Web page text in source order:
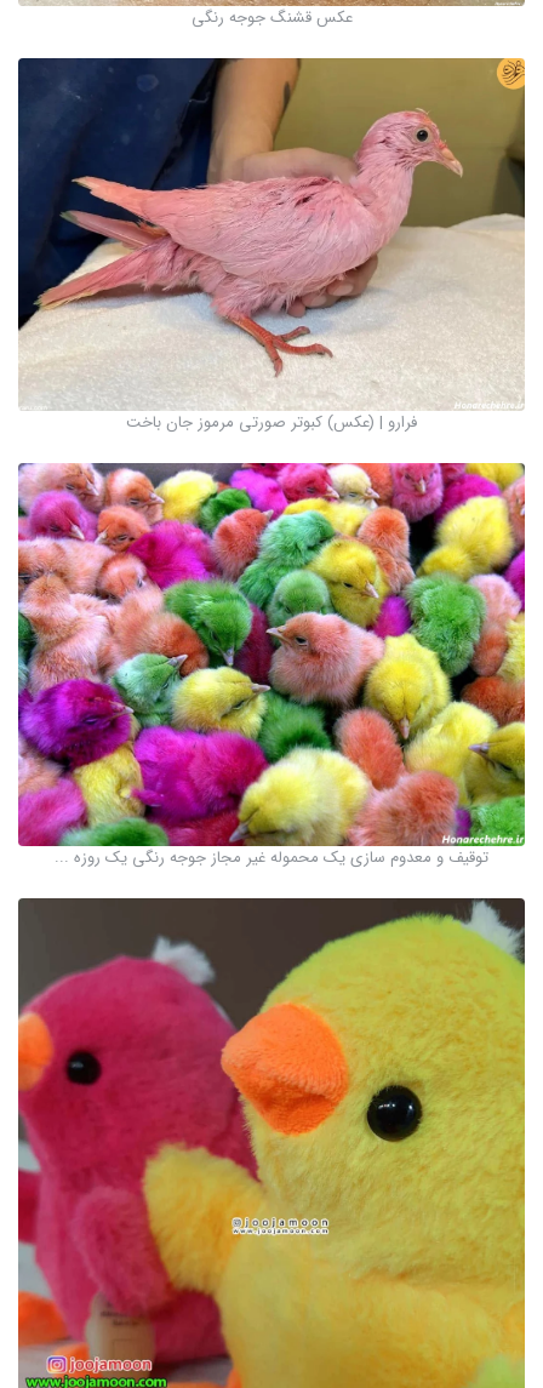
عکس قشنگ جوجه رنگی
فرارو | (عکس) کبوتر صورتی مرموز جان باخت
توقیف و معدوم سازی یک محموله غیر مجاز جوجه رنگی یک روزه ...